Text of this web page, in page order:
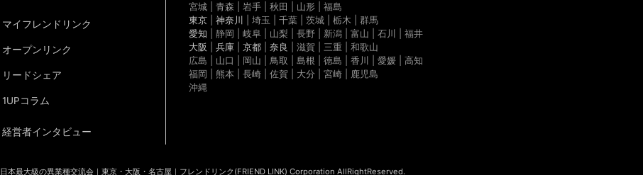
マイフレンドリンク
オープンリンク
リードシェア
1UPコラム
経営者インタビュー
宮城 | 青森 | 岩手 | 秋田 | 山形 | 福島
東京 |神奈川
| 埼玉 | 千葉 | 茨城 | 栃木 | 群馬
愛知 | 静岡 | 岐阜 | 山梨 | 長野 | 新潟 | 富山 | 石川 | 福井
大阪
|兵庫 |京都 |奈良
| 滋賀 | 三重 | 和歌山
広島 | 山口 | 岡山 | 鳥取 | 島根 | 徳島 | 香川 | 愛媛 | 高知
福岡 | 熊本 | 長崎 | 佐賀 | 大分 | 宮崎 | 鹿児島
沖縄
日本最大級の異業種交流会｜東京・大阪・名古屋｜フレンドリンク(FRIEND LINK) Corporation AllRightReserved.